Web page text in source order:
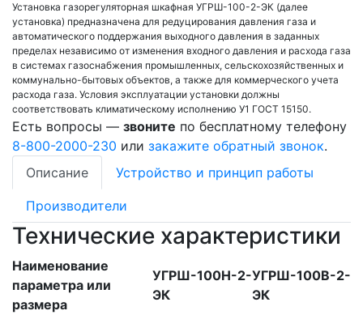
Установка газорегуляторная шкафная УГРШ-100-2-ЭК (далее
установка) предназначена для редуцирования давления газа и
автоматического поддержания выходного давления в заданных
пределах независимо от изменения входного давления и расхода газа
в системах газоснабжения промышленных, сельскохозяйственных и
коммунально-бытовых объектов, а также для коммерческого учета
расхода газа. Условия эксплуатации установки должны
соответствовать климатическому исполнению У1 ГОСТ 15150.
Есть вопросы — звоните по бесплатному телефону
8-800-2000-230 или закажите обратный звонок.
Описание
Устройство и принцип работы
Производители
Технические характеристики
Наименование
параметра или
размера
УГРШ-100Н-2-
ЭК
УГРШ-100В-2-
ЭК